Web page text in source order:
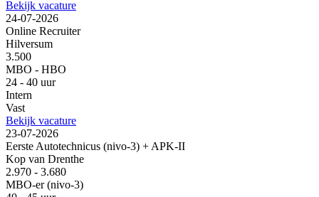
Bekijk vacature
24-07-2026
Online Recruiter
Hilversum
3.500
MBO - HBO
24 - 40 uur
Intern
Vast
Bekijk vacature
23-07-2026
Eerste Autotechnicus (nivo-3) + APK-II
Kop van Drenthe
2.970 - 3.680
MBO-er (nivo-3)